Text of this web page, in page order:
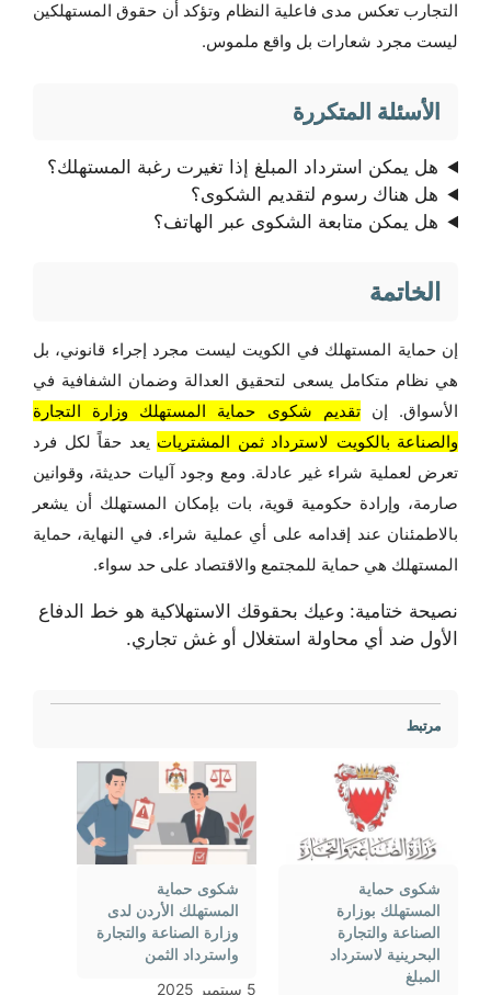
التجارب تعكس مدى فاعلية النظام وتؤكد أن حقوق المستهلكين
ليست مجرد شعارات بل واقع ملموس.
الأسئلة المتكررة
هل يمكن استرداد المبلغ إذا تغيرت رغبة المستهلك؟
هل هناك رسوم لتقديم الشكوى؟
هل يمكن متابعة الشكوى عبر الهاتف؟
الخاتمة
إن حماية المستهلك في الكويت ليست مجرد إجراء قانوني، بل
هي نظام متكامل يسعى لتحقيق العدالة وضمان الشفافية في
الأسواق. إنتقديم شكوى حماية المستهلك وزارة التجارة
والصناعة بالكويت لاسترداد ثمن المشتريات يعد حقاً لكل فرد
تعرض لعملية شراء غير عادلة. ومع وجود آليات حديثة، وقوانين
صارمة، وإرادة حكومية قوية، بات بإمكان المستهلك أن يشعر
بالاطمئنان عند إقدامه على أي عملية شراء. في النهاية، حماية
المستهلك هي حماية للمجتمع والاقتصاد على حد سواء.
نصيحة ختامية: وعيك بحقوقك الاستهلاكية هو خط الدفاع
الأول ضد أي محاولة استغلال أو غش تجاري.
مرتبط
شكوى حماية
المستهلك بوزارة
الصناعة والتجارة
البحرينية لاسترداد
المبلغ
شكوى حماية
المستهلك الأردن لدى
وزارة الصناعة والتجارة
واسترداد الثمن
5 سبتمبر 2025